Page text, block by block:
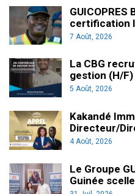
certification
7 Août, 2026
La CBG
gestion (H/
5 Août, 2026
Kakandé
Directeur/
4 Août, 2026
Le Groupe
Guinée